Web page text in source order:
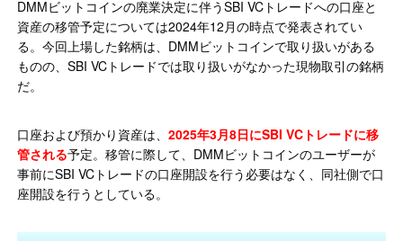
DMMビットコインの廃業決定に伴うSBI VCトレードへの口座と
資産の移管予定については2024年12月の時点で発表されてい
る。今回上場した銘柄は、DMMビットコインで取り扱いがある
ものの、SBI VCトレードでは取り扱いがなかった現物取引の銘柄
だ。
口座および預かり資産は、2025年3月8日にSBI VCトレードに移
管される予定。移管に際して、DMMビットコインのユーザーが
事前にSBI VCトレードの口座開設を行う必要はなく、同社側で口
座開設を行うとしている。